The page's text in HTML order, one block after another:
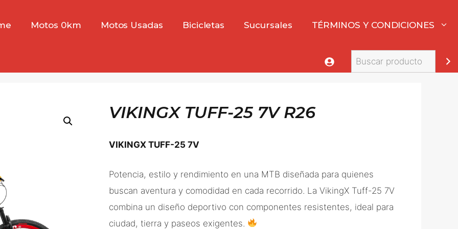
Motos 0km Motos Usadas Bicicletas Sucursales TÉRMINOS Y CONDICIONES
Buscar
VIKINGX TUFF-25 7V R26
VIKINGX TUFF-25 7V
Potencia, estilo y rendimiento en una MTB diseñada para quienes
buscan aventura y comodidad en cada recorrido. La VikingX Tuff-25 7V
combina un diseño deportivo con componentes resistentes, ideal para
ciudad, tierra y paseos exigentes.